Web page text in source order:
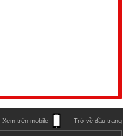
Xem trên mobile Trở về đầu trang